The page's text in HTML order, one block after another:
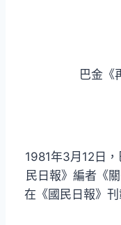
巴金《
1981年3月12日
民日報》編者《
在《國民日報》